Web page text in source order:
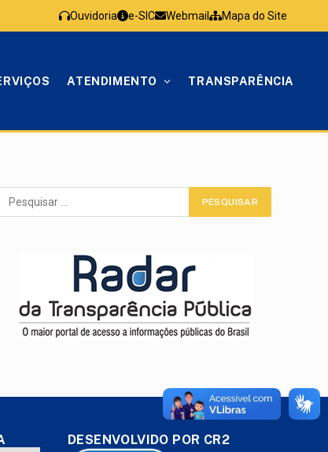
Ouvidoria e-SIC Webmail Mapa do Site
ATENDIMENTO TRANSPARÊNCIA
DESENVOLVIDO POR CR2